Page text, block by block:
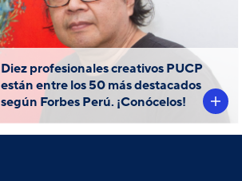
Diez profesionales creativos PUCP
están entre los 50 más destacados
según Forbes Perú. ¡Conócelos!
magíster en Escritura
Creativa por la Escuela de
Posgrado.